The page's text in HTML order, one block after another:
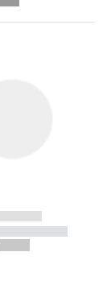
-----------